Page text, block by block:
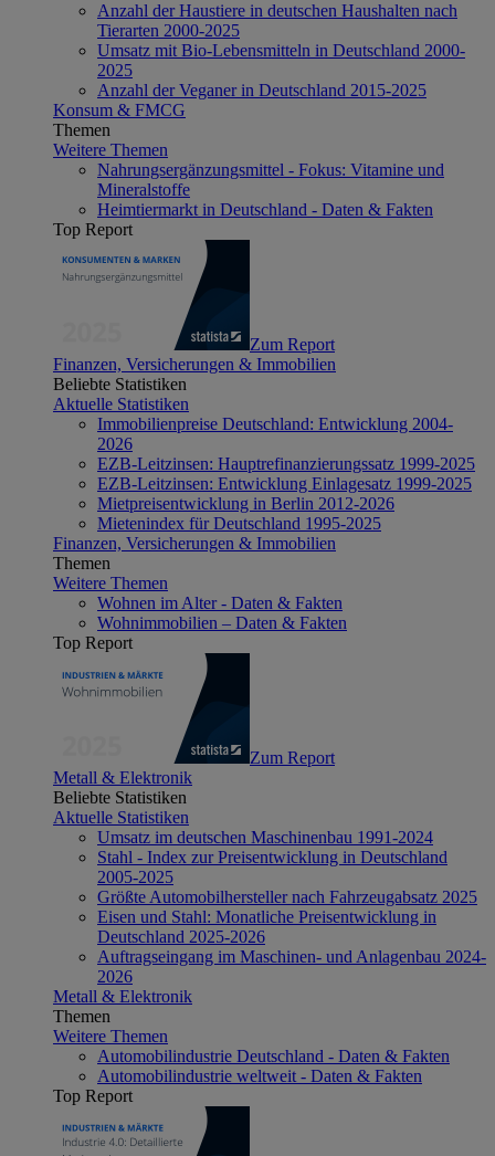
Anzahl der Haustiere in deutschen Haushalten nach
Tierarten 2000-2025
Umsatz mit Bio-Lebensmitteln in Deutschland 2000-
2025
Anzahl der Veganer in Deutschland 2015-2025
Konsum & FMCG
Themen
Weitere Themen
Nahrungsergänzungsmittel - Fokus: Vitamine und
Mineralstoffe
Heimtiermarkt in Deutschland - Daten & Fakten
Top Report
Zum Report
Finanzen, Versicherungen & Immobilien
Beliebte Statistiken
Aktuelle Statistiken
Immobilienpreise Deutschland: Entwicklung 2004-
2026
EZB-Leitzinsen: Hauptrefinanzierungssatz 1999-2025
EZB-Leitzinsen: Entwicklung Einlagesatz 1999-2025
Mietpreisentwicklung in Berlin 2012-2026
Mietenindex für Deutschland 1995-2025
Finanzen, Versicherungen & Immobilien
Themen
Weitere Themen
Wohnen im Alter - Daten & Fakten
Wohnimmobilien – Daten & Fakten
Top Report
Zum Report
Metall & Elektronik
Beliebte Statistiken
Aktuelle Statistiken
Umsatz im deutschen Maschinenbau 1991-2024
Stahl - Index zur Preisentwicklung in Deutschland
2005-2025
Größte Automobilhersteller nach Fahrzeugabsatz 2025
Eisen und Stahl: Monatliche Preisentwicklung in
Deutschland 2025-2026
Auftragseingang im Maschinen- und Anlagenbau 2024-
2026
Metall & Elektronik
Themen
Weitere Themen
Automobilindustrie Deutschland - Daten & Fakten
Automobilindustrie weltweit - Daten & Fakten
Top Report